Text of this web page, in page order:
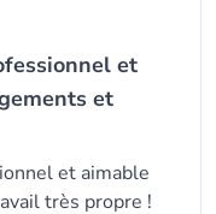
et
et
et aimable
très propre !